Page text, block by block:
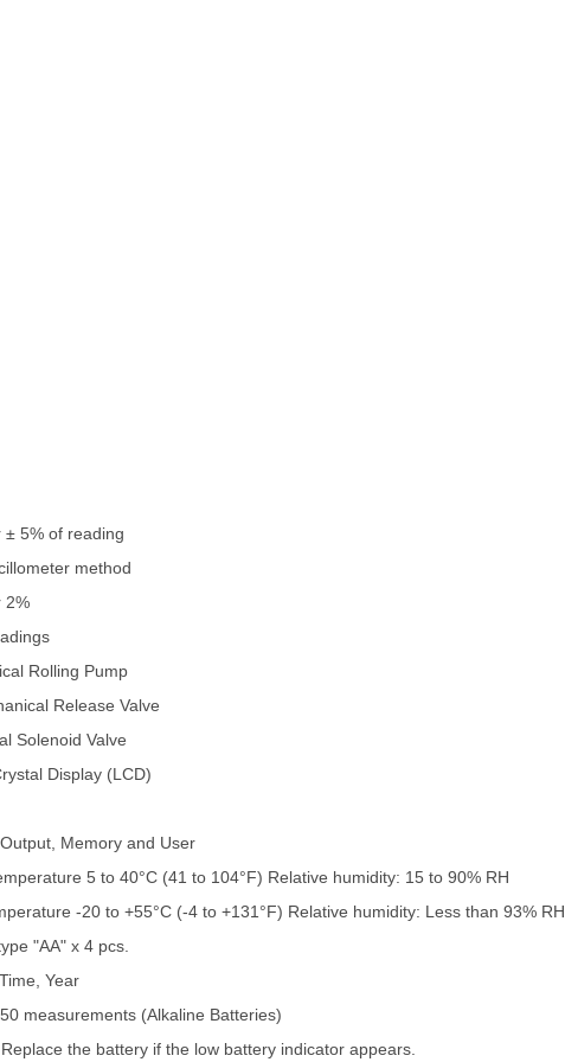
± 5% of reading
method
2%
Rolling Pump
Release Valve
Solenoid Valve
Display (LCD)
Memory and User
5 to 40°C (41 to 104°F) Relative humidity: 15 to 90% RH
-20 to +55°C (-4 to +131°F) Relative humidity: Less than 93% RH
"AA" x 4 pcs.
Year
measurements (Alkaline Batteries)
the battery if the low battery indicator appears.